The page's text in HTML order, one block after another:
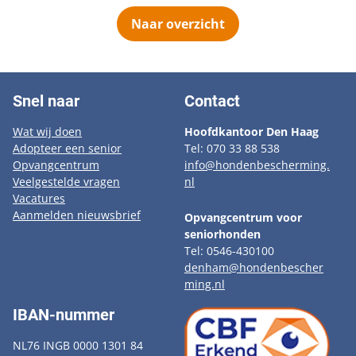
Naar overzicht
Snel naar
Wat wij doen
Adopteer een senior
Opvangcentrum
Veelgestelde vragen
Vacatures
Aanmelden nieuwsbrief
Contact
Hoofdkantoor Den Haag
Tel: 070 33 88 538
info@hondenbescherming.
nl
Opvangcentrum voor
seniorhonden
Tel: 0546-430100
denham@hondenbescher
ming.nl
IBAN-nummer
NL76 INGB 0000 1301 84